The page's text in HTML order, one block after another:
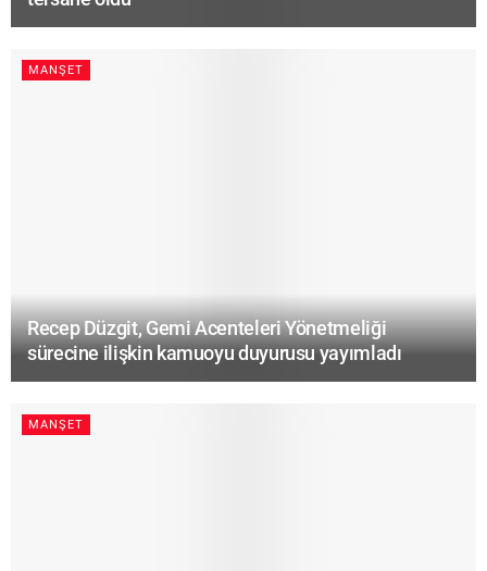
MANŞET
Recep Düzgit, Gemi Acenteleri Yönetmeliği
sürecine ilişkin kamuoyu duyurusu yayımladı
MANŞET